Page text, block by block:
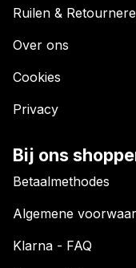
Ruilen &
Over ons
Cookies
Privacy
Bij ons
Betaalmethodes
Algemene
Klarna - FAQ